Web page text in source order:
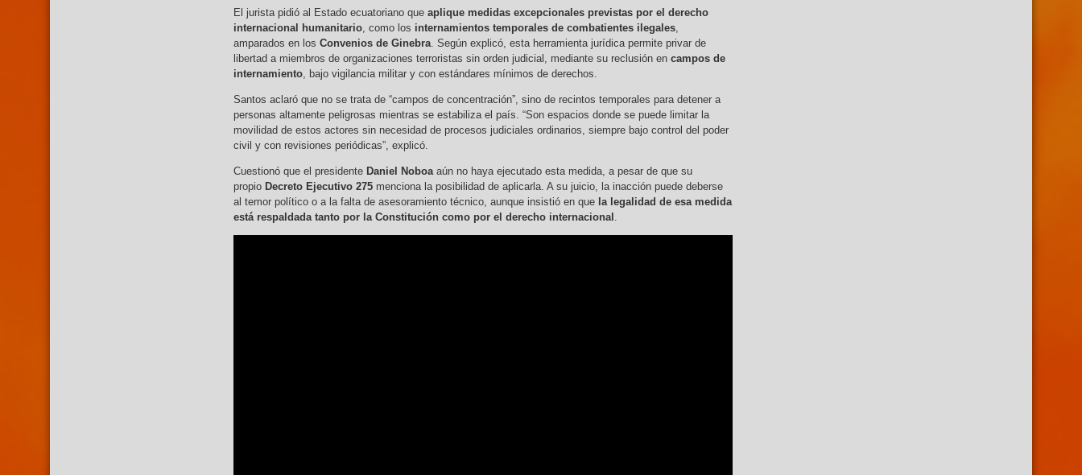
El jurista pidió al Estado ecuatoriano que aplique medidas excepcionales previstas por el derecho
internacional humanitario, como los internamientos temporales de combatientes ilegales,
amparados en los Convenios de Ginebra. Según explicó, esta herramienta jurídica permite privar de
libertad a miembros de organizaciones terroristas sin orden judicial, mediante su reclusión en campos de
internamiento, bajo vigilancia militar y con estándares mínimos de derechos.
Santos aclaró que no se trata de “campos de concentración”, sino de recintos temporales para detener a
personas altamente peligrosas mientras se estabiliza el país. “Son espacios donde se puede limitar la
movilidad de estos actores sin necesidad de procesos judiciales ordinarios, siempre bajo control del poder
civil y con revisiones periódicas”, explicó.
Cuestionó que el presidente Daniel Noboaaún no haya ejecutado esta medida, a pesar de que su
propio Decreto Ejecutivo 275 menciona la posibilidad de aplicarla. A su juicio, la inacción puede deberse
al temor político o a la falta de asesoramiento técnico, aunque insistió en que la legalidad de esa medida
está respaldada tanto por la Constitución como por el derecho internacional .